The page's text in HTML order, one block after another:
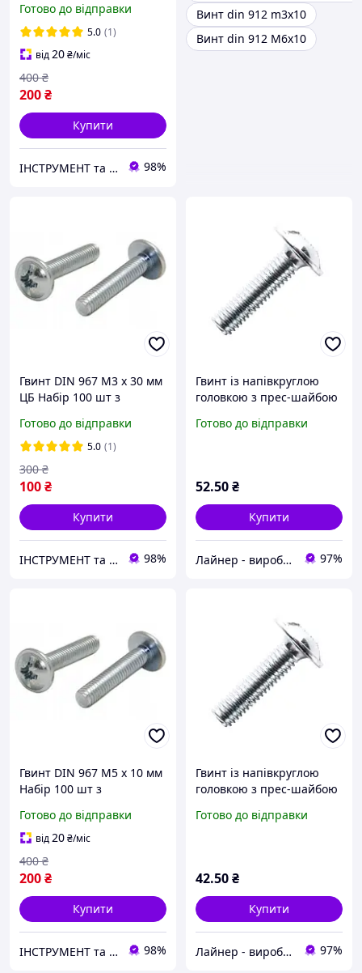
та Фланцем ЦБ PZ+PL
Готово до відправки
5.0 (1)
від20₴/міс
200₴
400 ₴
Купити
ІНСТРУМЕНТ та МЕТИЗИ 98%
Винт din 912 m3x10
Винт din 912 М6х10
Гвинт DIN 967 М3 х 30 мм
ЦБ Набір 100 шт з
та Фланцем PZ+PL Spec
Готово до відправки
5.0 (1)
100₴
300 ₴
Купити
ІНСТРУМЕНТ та МЕТИЗИ 98%
Гвинт із напівкруглою
головкою з прес-шайбою
міцний. 4.8 цинк білий
Готово до відправки
52.50₴
Купити
Лайнер - виробничо-торгова компанія 97%
Гвинт DIN 967 М5 х 10 мм
Набір 100 шт з
та Фланцем ЦБ PZ+PL
Готово до відправки
від20₴/міс
200₴
400 ₴
Купити
ІНСТРУМЕНТ та МЕТИЗИ 98%
Гвинт із напівкруглою
головкою з прес-шайбою
міцний. 4.8 цинк білий
Готово до відправки
42.50₴
Купити
Лайнер - виробничо-торгова компанія 97%